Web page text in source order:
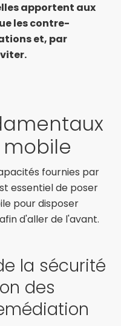
apportent aux
les contre-
et, par
fournies par
essentiel de poser
pour disposer
d'aller de l'avant.
la sécurité
des